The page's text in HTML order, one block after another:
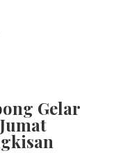
Gelar